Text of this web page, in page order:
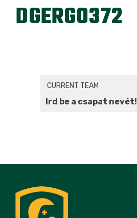
DGERGO372
CURRENT TEAM
Ird be a csapat nevét!